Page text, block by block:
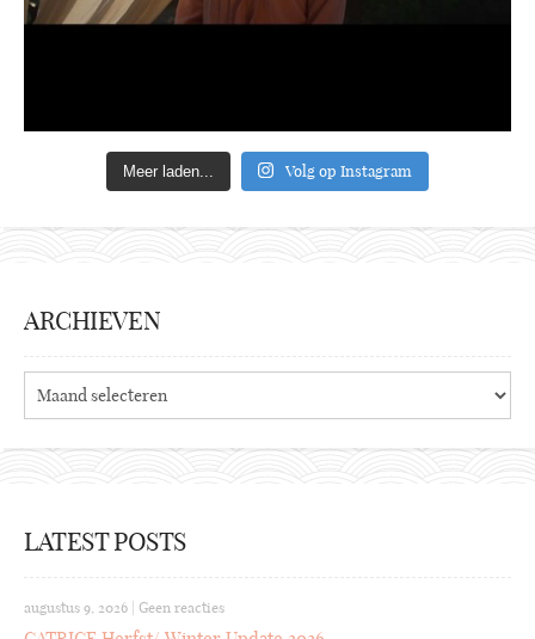
Meer laden... Volg op Instagram
ARCHIEVEN
LATEST POSTS
augustus 9, 2026 | Geen reacties